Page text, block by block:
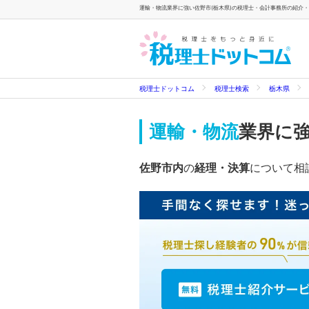
運輸・物流業界に強い佐野市(栃木県)の税理士・会計事務所の紹介
税理士ドットコム 税理士検索 栃木県
運輸・物流業界に
佐野市内の経理・決算について相